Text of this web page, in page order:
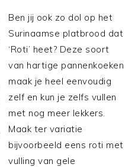
Ben jij ook zo dol op het
Surinaamse platbrood dat
‘Roti’ heet? Deze soort
van hartige pannenkoeken
maak je heel eenvoudig
zelf en kun je zelfs vullen
met nog meer lekkers.
Maak ter variatie
bijvoorbeeld eens roti met
vulling van gele